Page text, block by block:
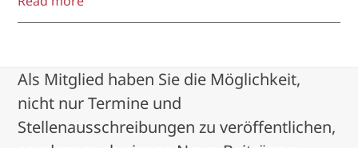
Als Mitglied haben Sie die Möglichkeit,
nicht nur Termine und
Stellenausschreibungen zu veröffentlichen,